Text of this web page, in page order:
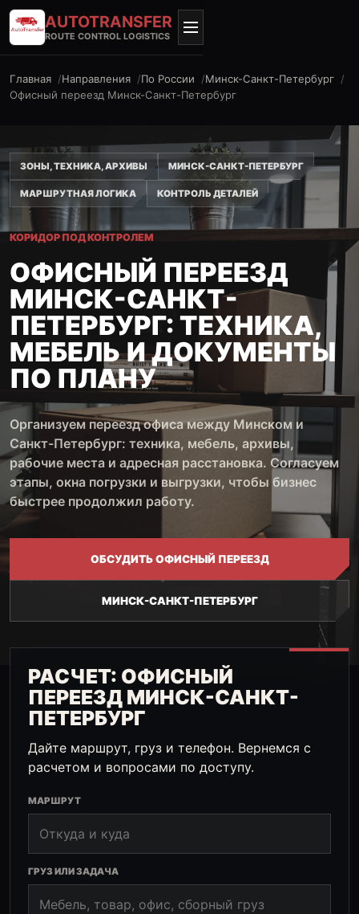
AUTOTRANSFER
ROUTE CONTROL LOGISTICS
Главная Направления По России
Минск-Санкт-Петербург
Офисный переезд Минск-Санкт-Петербург
ЗОНЫ, ТЕХНИКА, АРХИВЫ МИНСК-САНКТ-ПЕТЕРБУРГ
МАРШРУТНАЯ ЛОГИКА КОНТРОЛЬ ДЕТАЛЕЙ
КОРИДОР ПОД КОНТРОЛЕМ
ОФИСНЫЙ ПЕРЕЕЗД
МИНСК-САНКТ-
ПЕТЕРБУРГ: ТЕХНИКА,
МЕБЕЛЬ И ДОКУМЕНТЫ
ПО ПЛАНУ
Организуем переезд офиса между Минском и
Санкт-Петербург: техника, мебель, архивы,
рабочие места и адресная расстановка. Согласуем
этапы, окна погрузки и выгрузки, чтобы бизнес
быстрее продолжил работу.
ОБСУДИТЬ ОФИСНЫЙ ПЕРЕЕЗД
МИНСК-САНКТ-ПЕТЕРБУРГ
РАСЧЕТ: ОФИСНЫЙ
ПЕРЕЕЗД МИНСК-САНКТ-
ПЕТЕРБУРГ
Дайте маршрут, груз и телефон. Вернемся с
расчетом и вопросами по доступу.
МАРШРУТ
ГРУЗ ИЛИ ЗАДАЧА